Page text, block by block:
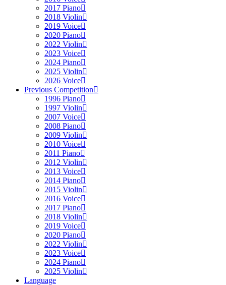
2017 Piano
2018 Violin
2019 Voice
2020 Piano
2022 Violin
2023 Voice
2024 Piano
2025 Violin
2026 Voice
Previous Competition
1996 Piano
1997 Violin
2007 Voice
2008 Piano
2009 Violin
2010 Voice
2011 Piano
2012 Violin
2013 Voice
2014 Piano
2015 Violin
2016 Voice
2017 Piano
2018 Violin
2019 Voice
2020 Piano
2022 Violin
2023 Voice
2024 Piano
2025 Violin
Language